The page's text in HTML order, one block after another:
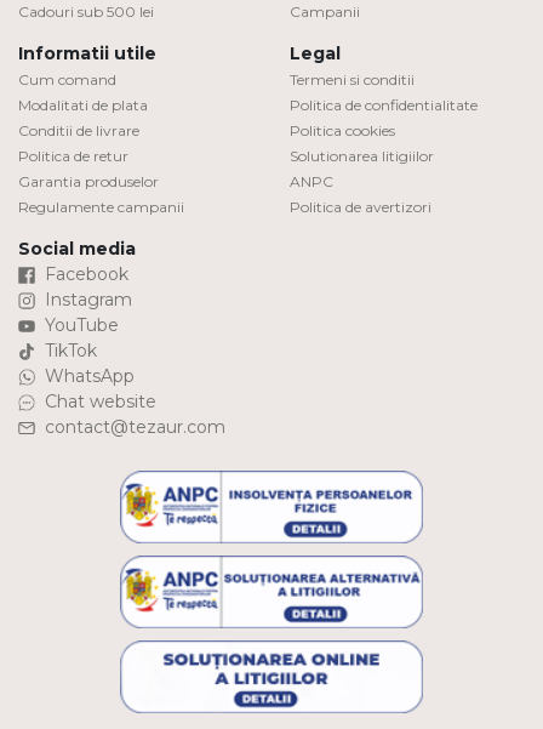
Cadouri sub 500 lei
Campanii
Informatii utile
Cum comand
Modalitati de plata
Conditii de livrare
Politica de retur
Garantia produselor
Regulamente campanii
Legal
Termeni si conditii
Politica de confidentialitate
Politica cookies
Solutionarea litigiilor
ANPC
Politica de avertizori
Social media
Facebook
Instagram
YouTube
TikTok
WhatsApp
Chat website
contact@tezaur.com